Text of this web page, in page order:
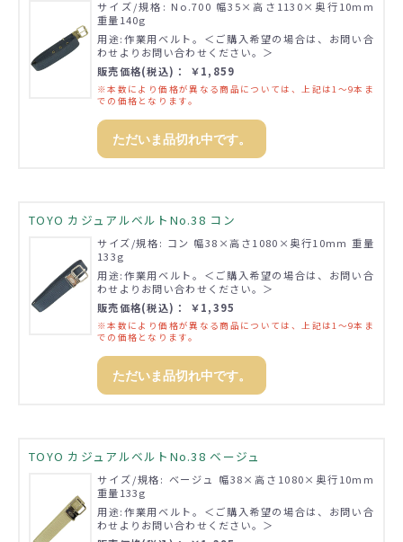
サイズ/規格: No.700 幅35×高さ1130×奥行10mm
重量140g
用途:作業用ベルト。＜ご購入希望の場合は、お問い合
わせよりお問い合わせください。＞
販売価格(税込)： ￥1,859
※本数により価格が異なる商品については、上記は1～9本ま
での価格となります。
ただいま品切れ中です。
TOYO カジュアルベルトNo.38 コン
サイズ/規格: コン 幅38×高さ1080×奥行10mm 重量
133g
用途:作業用ベルト。＜ご購入希望の場合は、お問い合
わせよりお問い合わせください。＞
販売価格(税込)： ￥1,395
※本数により価格が異なる商品については、上記は1～9本ま
での価格となります。
ただいま品切れ中です。
TOYO カジュアルベルトNo.38 ベージュ
サイズ/規格: ベージュ 幅38×高さ1080×奥行10mm
重量133g
用途:作業用ベルト。＜ご購入希望の場合は、お問い合
わせよりお問い合わせください。＞